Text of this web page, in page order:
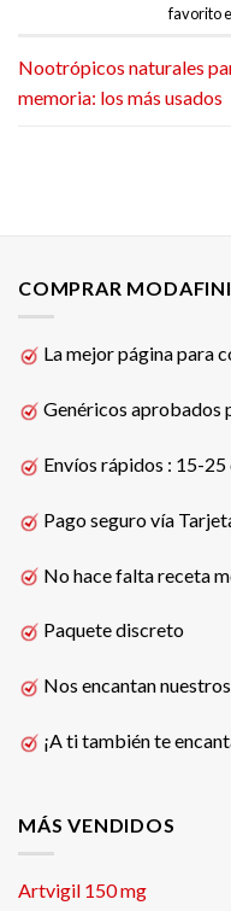
favorito
Nootrópicos naturales
memoria: los más usados
COMPRAR
La mejor página para
Genéricos aprobados
Envíos rápidos : 15-25
Pago seguro vía
No hace falta receta
Paquete discreto
Nos encantan
¡A ti también te
MÁS VENDIDOS
Artvigil 150 mg